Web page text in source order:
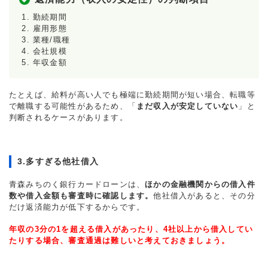
勤続期間
雇用形態
業種/職種
会社規模
年収金額
たとえば、給料が高い人でも極端に勤続期間が短い場合、転職等
で離職する可能性があるため、「 まだ収入が安定していない 」と
判断されるケースがあります。
3.多すぎる他社借入
青森みちのく銀行カードローンは、ほかの金融機関からの借入件
数や借入金額も審査時に確認します。他社借入があると、その分
だけ返済能力が低下するからです。
年収の3分の1を超える借入があったり、4社以上から借入してい
たりする場合、審査通過は難しいと考えておきましょう。